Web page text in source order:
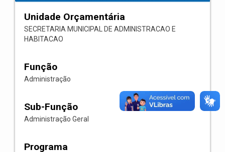
Unidade Orçamentária
SECRETARIA MUNICIPAL DE ADMINISTRACAO E
HABITACAO
Função
Administração
Sub-Função
Administração Geral
Programa